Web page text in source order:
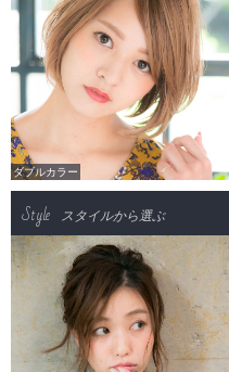
ダブルカラー
Style スタイルから選ぶ